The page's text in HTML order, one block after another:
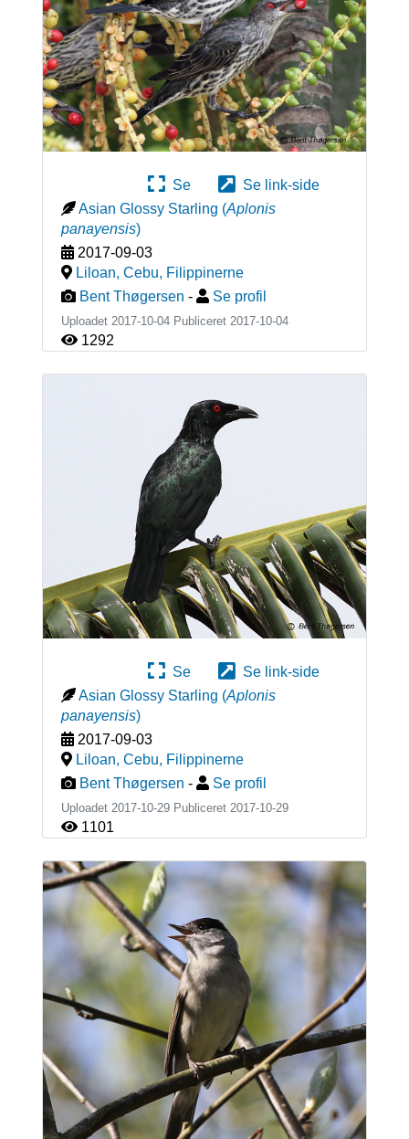
Se
Se link-side
Asian Glossy Starling (Aplonis
panayensis)
2017-09-03
Liloan, Cebu, Filippinerne
Bent Thøgersen - Se profil
Uploadet 2017-10-04 Publiceret 2017-10-04
1292
Se
Se link-side
Asian Glossy Starling (Aplonis
panayensis)
2017-09-03
Liloan, Cebu, Filippinerne
Bent Thøgersen - Se profil
Uploadet 2017-10-29 Publiceret 2017-10-29
1101